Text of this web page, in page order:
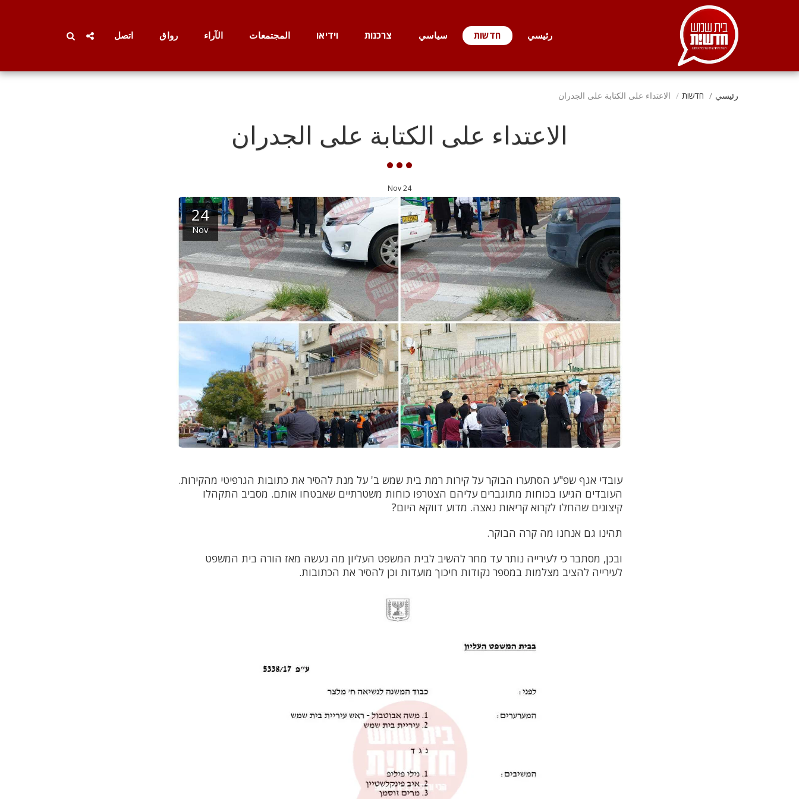
رئيسي חדשות سياسي צרכנות וידיאו المجتمعات الآراء رواق اتصل
رئيسي חדשות الاعتداء على الكتابة على الجدران
الاعتداء على الكتابة على الجدران
24
Nov
24
Nov
עובדי אגף שפ"ע הסתערו הבוקר על קירות רמת בית שמש ב' על מנת להסיר את כתובות הגרפיטי מהקירות.
העובדים הגיעו בכוחות מתוגברים עליהם הצטרפו כוחות משטרתיים שאבטחו אותם. מסביב התקהלו
קיצונים שהחלו לקרוא קריאות נאצה. מדוע דווקא היום?
תהינו גם אנחנו מה קרה הבוקר.
ובכן, מסתבר כי לעירייה נותר עד מחר להשיב לבית המשפט העליון מה נעשה מאז הורה בית המשפט
לעירייה להציב מצלמות במספר נקודות חיכוך מועדות וכן להסיר את הכתובות.